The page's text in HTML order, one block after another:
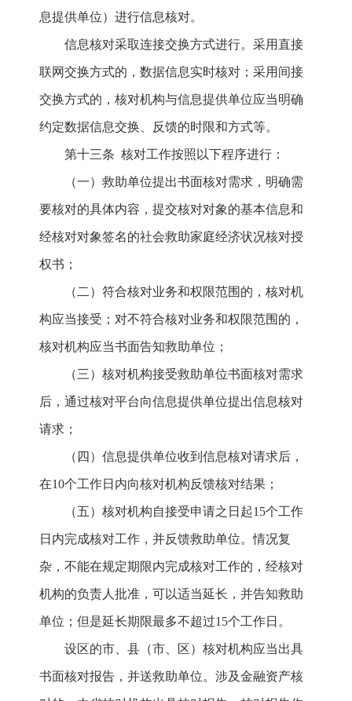
息提供单位）进行信息核对。
信息核对采取连接交换方式进行。采用直接
联网交换方式的，数据信息实时核对；采用间接
交换方式的，核对机构与信息提供单位应当明确
约定数据信息交换、反馈的时限和方式等。
第十三条 核对工作按照以下程序进行：
（一）救助单位提出书面核对需求，明确需
要核对的具体内容，提交核对对象的基本信息和
经核对对象签名的社会救助家庭经济状况核对授
权书；
（二）符合核对业务和权限范围的，核对机
构应当接受；对不符合核对业务和权限范围的，
核对机构应当书面告知救助单位；
（三）核对机构接受救助单位书面核对需求
后，通过核对平台向信息提供单位提出信息核对
请求；
（四）信息提供单位收到信息核对请求后，
在10个工作日内向核对机构反馈核对结果；
（五）核对机构自接受申请之日起15个工作
日内完成核对工作，并反馈救助单位。情况复
杂，不能在规定期限内完成核对工作的，经核对
机构的负责人批准，可以适当延长，并告知救助
单位；但是延长期限最多不超过15个工作日。
设区的市、县（市、区）核对机构应当出具
书面核对报告，并送救助单位。涉及金融资产核